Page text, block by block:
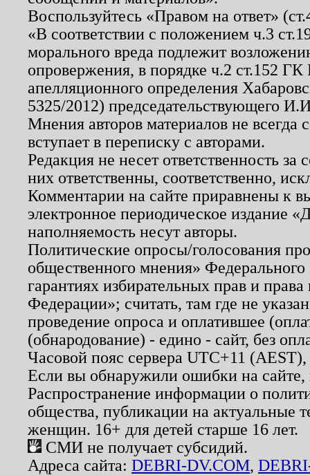
Воспользуйтесь «Правом на ответ»
«В соответствии с положением ч.3
морального вреда подлежит
опровержения, в порядке ч.2 ст.152
апелляционного определения
5325/2012) председательствующего
Мнения авторов материалов не
вступает в переписку с авторами.
Редакция не несет ответственность
них ответственны, соответственно,
Комментарии на сайте приравнены к
электронное периодическое издание
наполняемость несут авторы.
Политические опросы/голосования
общественного мнения»
гарантиях избирательных прав и
Федерации»; считать, там где не
проведение опроса и оплатившее
(обнародование) - едино - сайт, без
Часовой пояс сервера UTC+11
Если вы обнаружили ошибки на
Распространение информации о
общества, публикации на актуальные
женщин. 16+ для детей старше 16 лет.
СМИ не получает субсидий.
Адреса сайта: DEBRI-DV.COM,